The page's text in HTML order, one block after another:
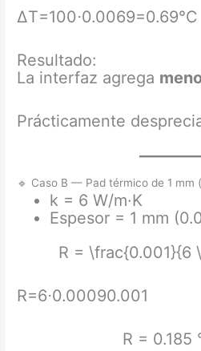
ΔT=100⋅0.0069=0.69°C
Resultado:
La interfaz agrega
Prácticamente
🔹 Caso B — Pad térmico de 1 mm
k = 6 W/m·K
Espesor = 1 mm
R = \frac{0.001}{6
R=6⋅0.00090.001​
R = 0.185